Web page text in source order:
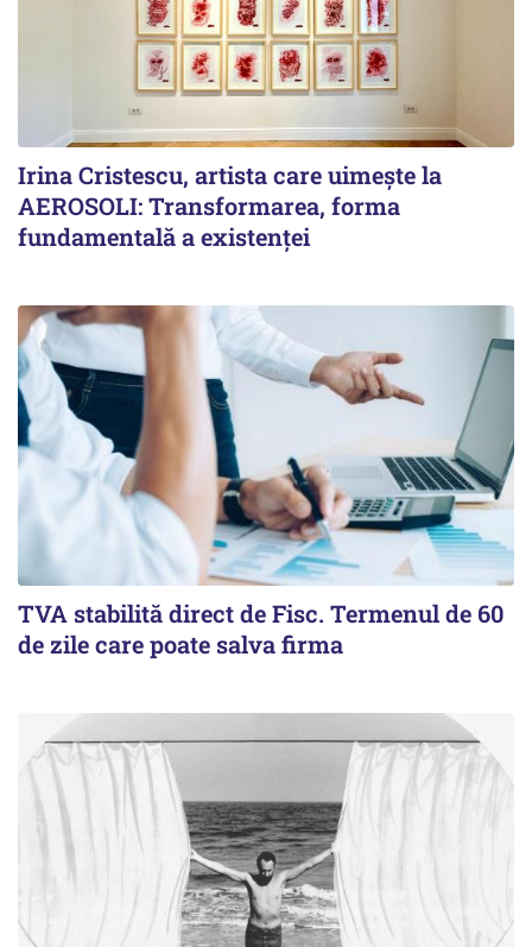
Irina Cristescu, artista care uimește la
AEROSOLI: Transformarea, forma
fundamentală a existenței
TVA stabilită direct de Fisc. Termenul de 60
de zile care poate salva firma